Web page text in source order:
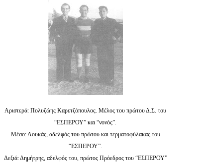
Αριστερά: Πολυζώης Καρετζόπουλος. Μέλος του πρώτου Δ.Σ. του
“ΕΣΠΕΡΟΥ” και “νονός”.
Μέσο: Λουκάς, αδελφός του πρώτου και τερματοφύλακας του
“ΕΣΠΕΡΟΥ”.
Δεξιά: Δημήτρης, αδελφός του, πρώτος Πρόεδρος του “ΕΣΠΕΡΟΥ”